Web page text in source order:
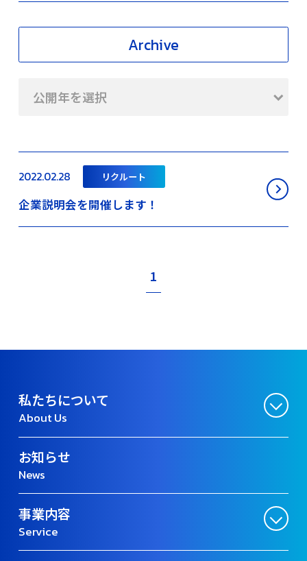
Archive
公開年を選択
2022.02.28 リクルート
企業説明会を開催します！
1
私たちについて
About Us
お知らせ
News
事業内容
Service